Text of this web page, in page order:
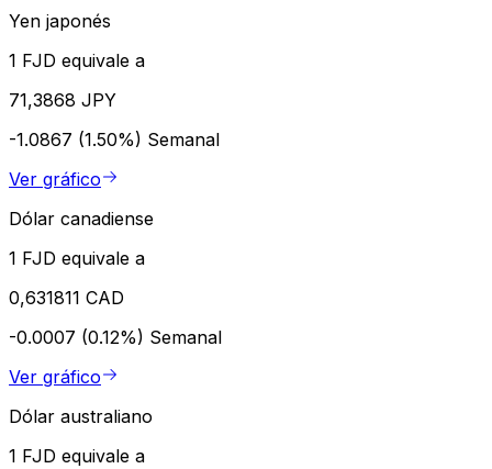
Yen japonés
1 FJD equivale a
71,3868 JPY
-1.0867 (1.50%) Semanal
Ver gráfico
Dólar canadiense
1 FJD equivale a
0,631811 CAD
-0.0007 (0.12%) Semanal
Ver gráfico
Dólar australiano
1 FJD equivale a